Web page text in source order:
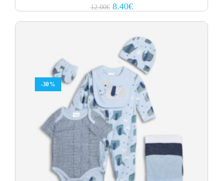
12.00€ Original
price
8.40€Current
price
-30%